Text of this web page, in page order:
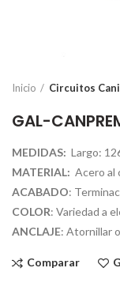
Inicio Circuitos
GAL-
MEDIDAS: Largo:
MATERIAL: Acero al
ACABADO:
COLOR: Variedad a
ANCLAJE: Atornillar
Comparar